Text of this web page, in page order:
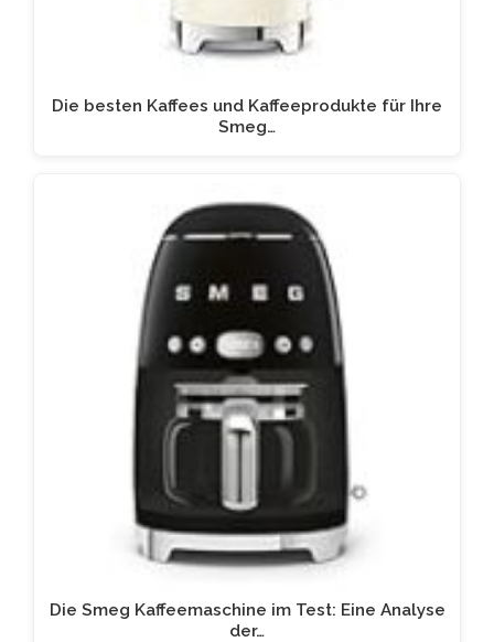
Die besten Kaffees und Kaffeeprodukte für Ihre
Smeg…
Die Smeg Kaffeemaschine im Test: Eine Analyse
der…